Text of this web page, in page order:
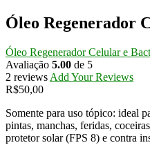
Óleo Regenerador
Óleo Regenerador Celular e
Avaliação 5.00 de 5
2 reviews Add Your Reviews
R$50,00
Somente para uso tópico: ideal
pintas, manchas, feridas,
protetor solar (FPS 8) e contra